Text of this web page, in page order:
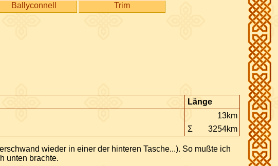
Ballyconnell
Trim
Länge
13km
Σ
3254km
wieder in einer der hinteren Tasche...). So mußte ich
unten brachte.